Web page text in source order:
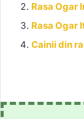
Rasa Ogar
Rasa Ogar
Cainii din